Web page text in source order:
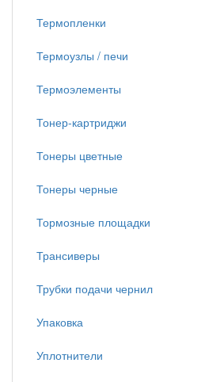
Термопленки
Термоузлы / печи
Термоэлементы
Тонер-картриджи
Тонеры цветные
Тонеры черные
Тормозные площадки
Трансиверы
Трубки подачи чернил
Упаковка
Уплотнители